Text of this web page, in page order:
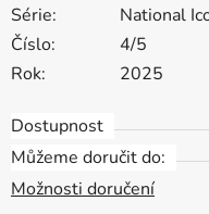
Série:
National
Číslo:
4/5
Rok:
2025
Dostupnost
Můžeme doručit do:
Možnosti doručení